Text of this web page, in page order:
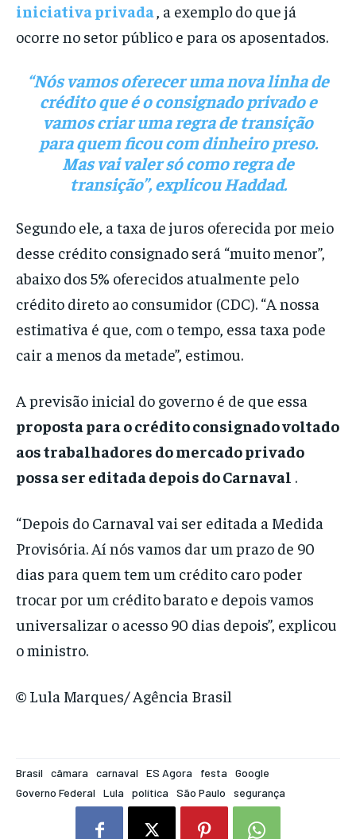
iniciativa privada, a exemplo do que já
ocorre no setor público e para os aposentados.
“Nós vamos oferecer uma nova linha de
crédito que é o consignado privado e
vamos criar uma regra de transição
para quem ficou com dinheiro preso.
Mas vai valer só como regra de
transição”, explicou Haddad.
Segundo ele, a taxa de juros oferecida por meio
desse crédito consignado será “muito menor”,
abaixo dos 5% oferecidos atualmente pelo
crédito direto ao consumidor (CDC). “A nossa
estimativa é que, com o tempo, essa taxa pode
cair a menos da metade”, estimou.
A previsão inicial do governo é de que essa
proposta para o crédito consignado voltado
aos trabalhadores do mercado privado
possa ser editada depois do Carnaval .
“Depois do Carnaval vai ser editada a Medida
Provisória. Aí nós vamos dar um prazo de 90
dias para quem tem um crédito caro poder
trocar por um crédito barato e depois vamos
universalizar o acesso 90 dias depois”, explicou
o ministro.
© Lula Marques/ Agência Brasil
Brasil câmara carnaval ES Agora festa
Google
Governo Federal
Lula política São Paulo segurança